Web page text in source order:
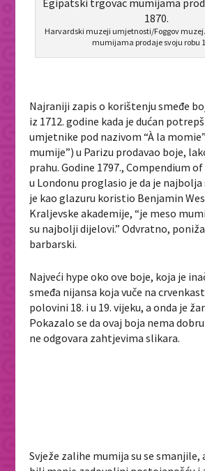
Harvardski muzeji umjetnosti/Foggov
mumijama prodaje svoju robu
Najraniji zapis o korištenju smeđe
iz 1712. godine kada je dućan
umjetnike pod nazivom “À la
mumije”) u Parizu prodavao boje,
prahu. Godine 1797., Compendium
u Londonu proglasio je da je najbolja
je kao glazuru koristio Benjamin
Kraljevske akademije, “je meso
su najbolji dijelovi.” Odvratno,
barbarski.
Najveći hype oko ove boje, koja je
smeđa nijansa koja vuče na
polovini 18. i u 19. vijeku, a onda je
Pokazalo se da ovaj boja nema
ne odgovara zahtjevima slikara.
Svježe zalihe mumija su se smanjile,